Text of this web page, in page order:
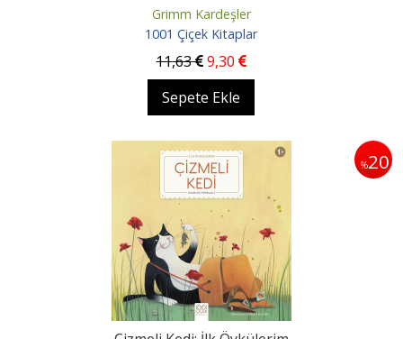
Grimm Kardeşler
1001 Çiçek Kitaplar
11,63 9,30
Sepete Ekle
%20